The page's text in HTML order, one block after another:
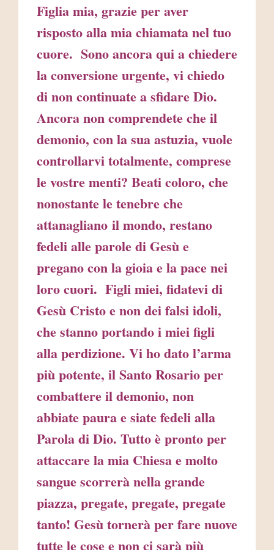
Figlia mia, grazie per aver
risposto alla mia chiamata nel tuo
cuore. Sono ancora qui a chiedere
la conversione urgente, vi chiedo
di non continuate a sfidare Dio.
Ancora non comprendete che il
demonio, con la sua astuzia, vuole
controllarvi totalmente, comprese
le vostre menti? Beati coloro, che
nonostante le tenebre che
attanagliano il mondo, restano
fedeli alle parole di Gesù e
pregano con la gioia e la pace nei
loro cuori. Figli miei, fidatevi di
Gesù Cristo e non dei falsi idoli,
che stanno portando i miei figli
alla perdizione. Vi ho dato l’arma
più potente, il Santo Rosario per
combattere il demonio, non
abbiate paura e siate fedeli alla
Parola di Dio. Tutto è pronto per
attaccare la mia Chiesa e molto
sangue scorrerà nella grande
piazza, pregate, pregate, pregate
tanto! Gesù tornerà per fare nuove
tutte le cose e non ci sarà più